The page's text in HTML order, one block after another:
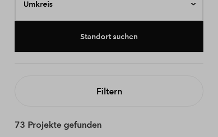
Umkreis
Standort suchen
Filtern
73 Projekte gefunden